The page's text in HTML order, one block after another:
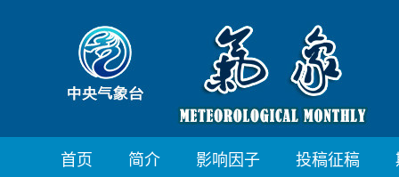
首页 简介 影响因子 投稿征稿